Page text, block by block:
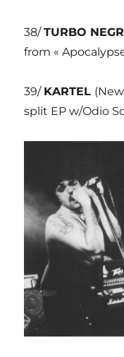
38/TURBO
from «
39/ KARTEL
split EP w/Odio